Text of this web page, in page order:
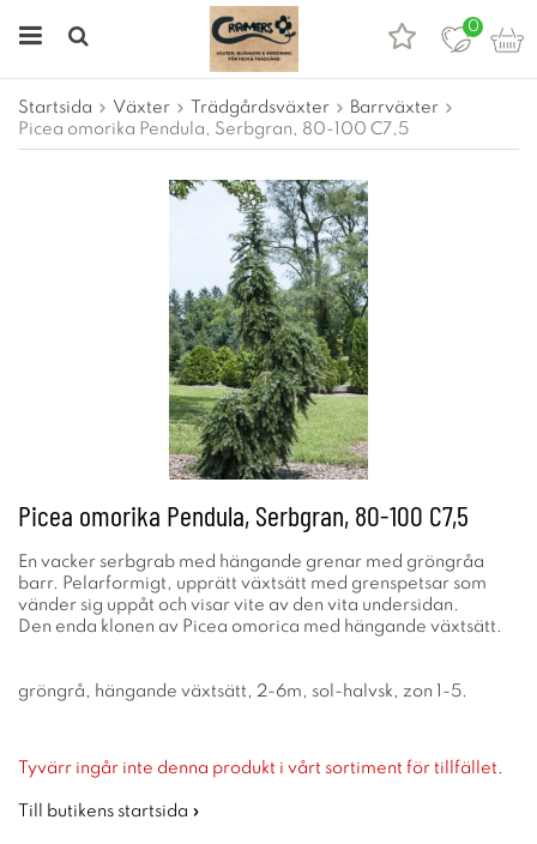
0
Startsida Växter Trädgårdsväxter
Barrväxter
Picea omorika Pendula, Serbgran, 80-100 C7,5
Picea omorika Pendula, Serbgran, 80-100 C7,5
En vacker serbgrab med hängande grenar med gröngråa
barr. Pelarformigt, upprätt växtsätt med grenspetsar som
vänder sig uppåt och visar vite av den vita undersidan.
Den enda klonen av Picea omorica med hängande växtsätt.
gröngrå, hängande växtsätt, 2-6m, sol-halvsk, zon 1-5.
Tyvärr ingår inte denna produkt i vårt sortiment för tillfället.
Till butikens startsida »